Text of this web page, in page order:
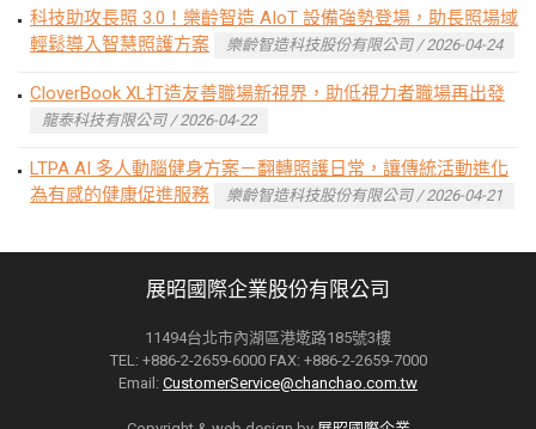
科技助攻長照 3.0！樂齡智造 AIoT 設備強勢登場，助長照場域
輕鬆導入智慧照護方案
樂齡智造科技股份有限公司 / 2026-04-24
CloverBook XL打造友善職場新視界，助低視力者職場再出發
龍泰科技有限公司 / 2026-04-22
LTPA AI 多人動腦健身方案－翻轉照護日常，讓傳統活動進化
為有感的健康促進服務
樂齡智造科技股份有限公司 / 2026-04-21
展昭國際企業股份有限公司
11494台北市內湖區港墘路185號3樓
TEL: +886-2-2659-6000 FAX: +886-2-2659-7000
Email: CustomerService@chanchao.com.tw